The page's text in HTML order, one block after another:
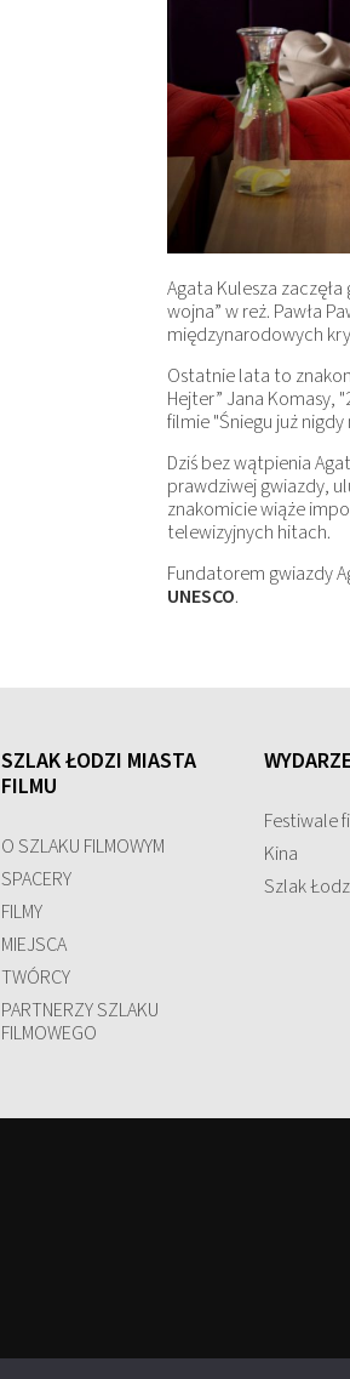
Agata Kulesza
wojna” w reż. Pawła
międzynarodowych
Ostatnie lata to
Hejter” Jana Komasy,
filmie "Śniegu już
Dziś bez wątpienia
prawdziwej gwiazdy,
znakomicie wiąże
telewizyjnych hitach.
Fundatorem gwiazdy
UNESCO.
SZLAK ŁODZI MIASTA
FILMU
O SZLAKU FILMOWYM
SPACERY
FILMY
MIEJSCA
TWÓRCY
PARTNERZY SZLAKU
FILMOWEGO
Festiwale
Kina
Szlak